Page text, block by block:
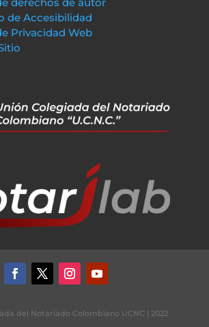
de Accesibilidad
Privacidad Web
del Notariado Colombiano UCNC | 2022